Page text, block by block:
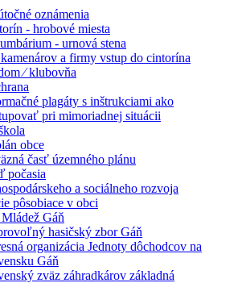
oznámenia
- hrobové miesta
- urnová stena
a firmy vstup do cintorína
⁄ klubovňa
plagáty s inštrukciami ako
pri mimoriadnej situácii
obce
časť územného plánu
počasia
a sociálneho rozvoja
pôsobiace v obci
Gáň
hasičský zbor Gáň
organizácia Jednoty dôchodcov na
Gáň
zväz záhradkárov základná